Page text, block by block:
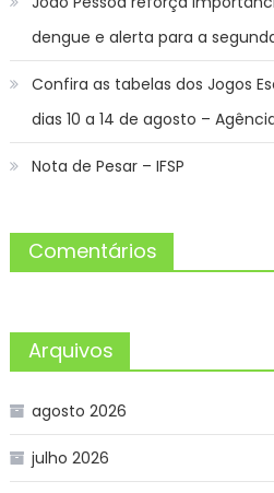
dengue e alerta para a
Confira as tabelas dos Jogos
dias 10 a 14 de agosto –
Nota de Pesar – IFSP
Comentários
Arquivos
agosto 2026
julho 2026